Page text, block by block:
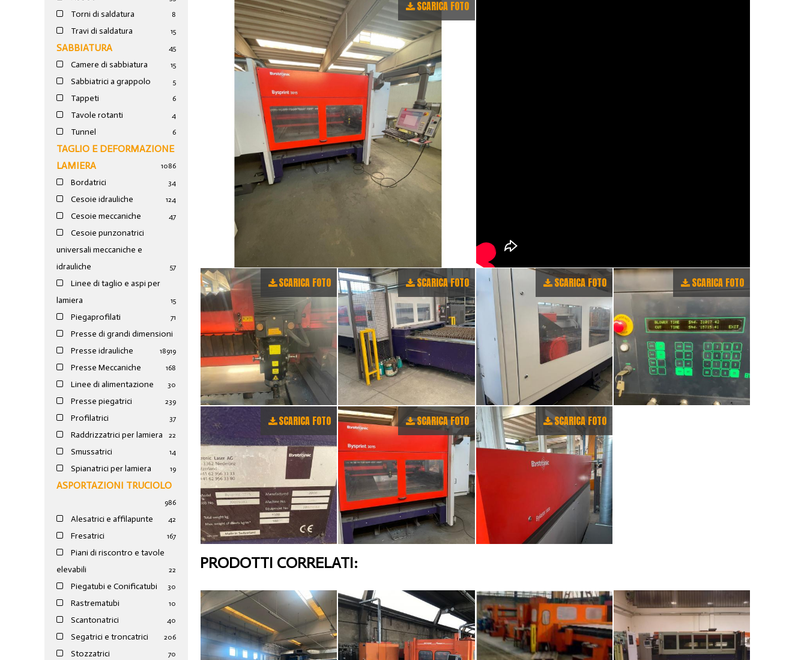
Torni di saldatura 8
Travi di saldatura 15
SABBIATURA 45
Camere di sabbiatura 15
Sabbiatrici a grappolo 5
Tappeti 6
Tavole rotanti 4
Tunnel 6
TAGLIO E DEFORMAZIONE
LAMIERA
1086
Bordatrici 34
Cesoie idrauliche 124
Cesoie meccaniche 47
Cesoie punzonatrici
universali meccaniche e
idrauliche
57
Linee di taglio e aspi per
lamiera
15
Piegaprofilati 71
Presse di grandi dimensioni
19
Presse idrauliche 189
Presse Meccaniche 168
Linee di alimentazione 30
Presse piegatrici 239
Profilatrici 37
Raddrizzatrici per lamiera 22
Smussatrici 14
Spianatrici per lamiera 19
ASPORTAZIONI TRUCIOLO
986
Alesatrici e affilapunte 42
Fresatrici 167
Piani di riscontro e tavole
elevabili
22
Piegatubi e Conificatubi 30
Rastrematubi 10
Scantonatrici 40
Segatrici e troncatrici 206
Stozzatrici 70
SCARICA FOTO
SCARICA FOTO SCARICA FOTO SCARICA FOTO SCARICA FOTO
SCARICA FOTO SCARICA FOTO SCARICA FOTO
PRODOTTI CORRELATI: